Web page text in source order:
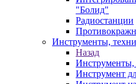
"Болид"
Радиостанции
Инструменты,
Назад
Инструменты,
Инструмент